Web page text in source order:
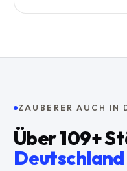
ZAUBERER AUCH IN
Über109+